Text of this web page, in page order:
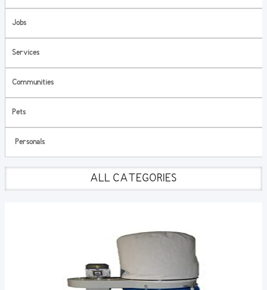
Jobs
Services
Communities
Pets
Personals
ALL CATEGORIES